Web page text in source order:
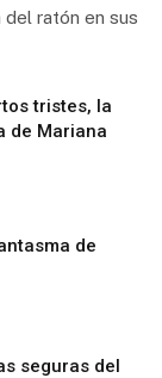
ratón en sus
tristes, la
de Mariana
de
seguras del